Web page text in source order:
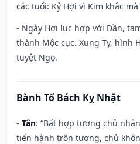
các tuổi: Kỷ Hợi vì Kim khắc
- Ngày Hợi lục hợp với Dần,
thành Mộc cục. Xung Tỵ, hình
tuyệt Ngọ.
Bành Tổ Bách Kỵ Nhật
- Tân: “Bất hợp tương chủ
tiến hành trộn tương, chủ